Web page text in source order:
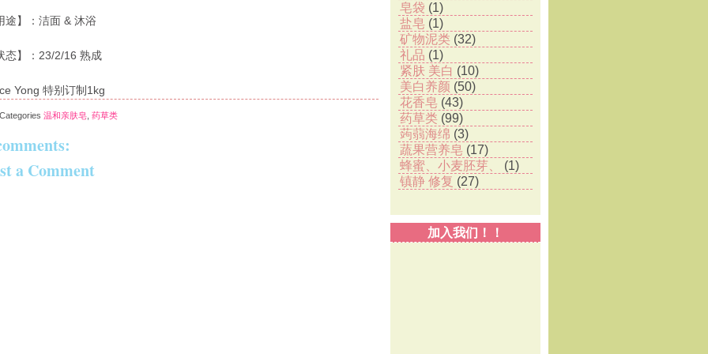
途】：洁面 & 沐浴
态】：23/2/16 熟成
Yong 特别订制1kg
Categories 温和亲肤皂 药草类
a Comment
皂袋 (1)
盐皂 (1)
矿物泥类 (32)
礼品 (1)
紧肤 美白 (10)
美白养颜 (50)
花香皂 (43)
药草类 (99)
蒟蒻海绵 (3)
蔬果营养皂 (17)
蜂蜜、小麦胚芽、 (1)
镇静 修复 (27)
加入我们！！